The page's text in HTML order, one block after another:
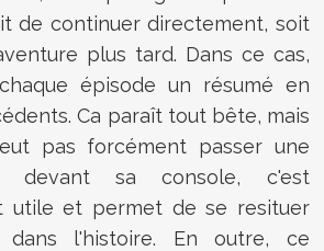
de continuer directement, soit
plus tard. Dans ce cas,
épisode un résumé en
Ca paraît tout bête, mais
pas forcément passer une
devant sa console, c'est
utile et permet de se resituer
dans l'histoire. En outre, ce